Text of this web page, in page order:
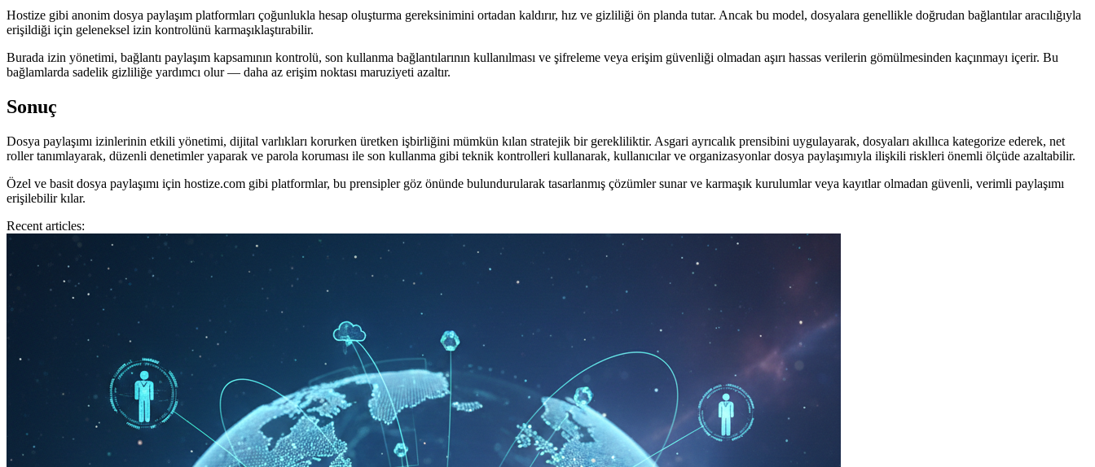
Hostize gibi anonim dosya paylaşım platformları çoğunlukla hesap oluşturma gereksinimini ortadan kaldırır, hız ve gizliliği ön planda tutar. Ancak bu model, dosyalara genellikle doğrudan bağlantılar aracılığıyla
erişildiği için geleneksel izin kontrolünü karmaşıklaştırabilir.
Burada izin yönetimi, bağlantı paylaşım kapsamının kontrolü, son kullanma bağlantılarının kullanılması ve şifreleme veya erişim güvenliği olmadan aşırı hassas verilerin gömülmesinden kaçınmayı içerir. Bu
bağlamlarda sadelik gizliliğe yardımcı olur — daha az erişim noktası maruziyeti azaltır.
Sonuç
Dosya paylaşımı izinlerinin etkili yönetimi, dijital varlıkları korurken üretken işbirliğini mümkün kılan stratejik bir gerekliliktir. Asgari ayrıcalık prensibini uygulayarak, dosyaları akıllıca kategorize ederek, net
roller tanımlayarak, düzenli denetimler yaparak ve parola koruması ile son kullanma gibi teknik kontrolleri kullanarak, kullanıcılar ve organizasyonlar dosya paylaşımıyla ilişkili riskleri önemli ölçüde azaltabilir.
Özel ve basit dosya paylaşımı için hostize.com gibi platformlar, bu prensipler göz önünde bulundurularak tasarlanmış çözümler sunar ve karmaşık kurulumlar veya kayıtlar olmadan güvenli, verimli paylaşımı
erişilebilir kılar.
Recent articles: